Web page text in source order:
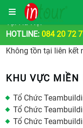
Công Ty Tổ Chức
Tại Hà Nội
HOTLINE: 084 20 72
Không tồn tại liên kết
KHU VỰC MIỀN
Tổ Chức
Tổ Chức
Tổ Chức